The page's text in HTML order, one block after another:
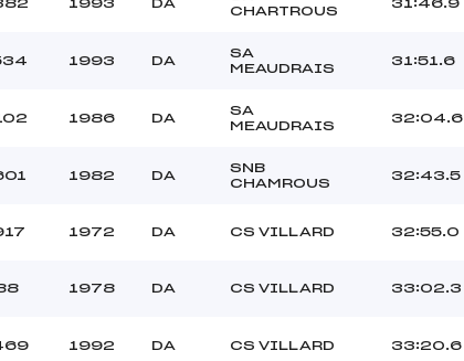
1993 DA
CHARTROUS
31:46.9
1993 DA
SA
MEAUDRAIS
31:51.6
1986 DA
SA
MEAUDRAIS
32:04.6
1982 DA
SNB
CHAMROUS
32:43.5
1972 DA CS VILLARD 32:55.0
1978 DA CS VILLARD 33:02.3
1992 DA CS VILLARD 33:20.6